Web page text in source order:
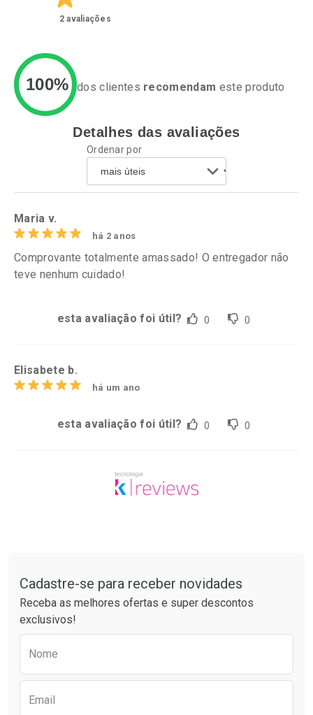
Ativar Desconto
Comprar sem Desconto
Por R$ 15,19/cada
Comprar sem Desconto
Ativar Desconto
Comprar sem Desconto
Por R$ 76,94/cada
Por R$ 76,94/cada
2 avaliações
100% dos clientes recomendam este produto
Detalhes das avaliações
Ordenar por
Maria v.
há 2 anos
Comprovante totalmente amassado! O entregador não
teve nenhum cuidado!
esta avaliação foi útil? 0 0
Elisabete b.
há um ano
esta avaliação foi útil? 0 0
Cadastre-se para receber novidades
Receba as melhores ofertas e super descontos
exclusivos!
Nome
Email